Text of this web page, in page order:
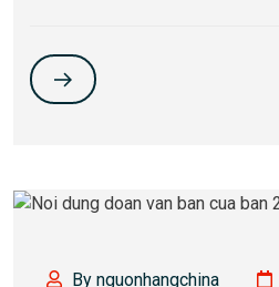
By nguonhangchina